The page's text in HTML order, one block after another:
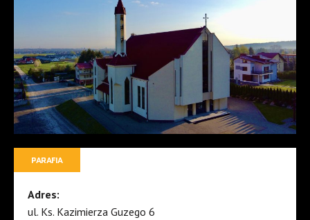
PARAFIA
Adres:
ul. Ks. Kazimierza Guzego 6